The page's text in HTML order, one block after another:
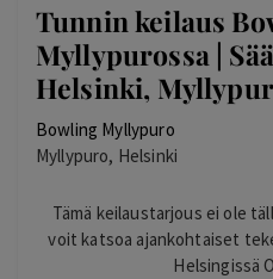
Tunnin keilaus
Myllypurossa |
Helsinki,
Bowling Myllypuro
Myllypuro, Helsinki
Tämä keilaustarjous ei ole
voit katsoa ajankohtaiset
Helsingissä